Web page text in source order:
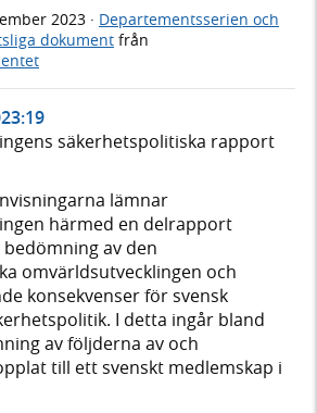
2023 · Departementsserien och
dokument från
säkerhetspolitiska rapport
lämnar
härmed en delrapport
av den
omvärldsutvecklingen och
konsekvenser för svensk
I detta ingår bland
av följderna av och
till ett svenskt medlemskap i